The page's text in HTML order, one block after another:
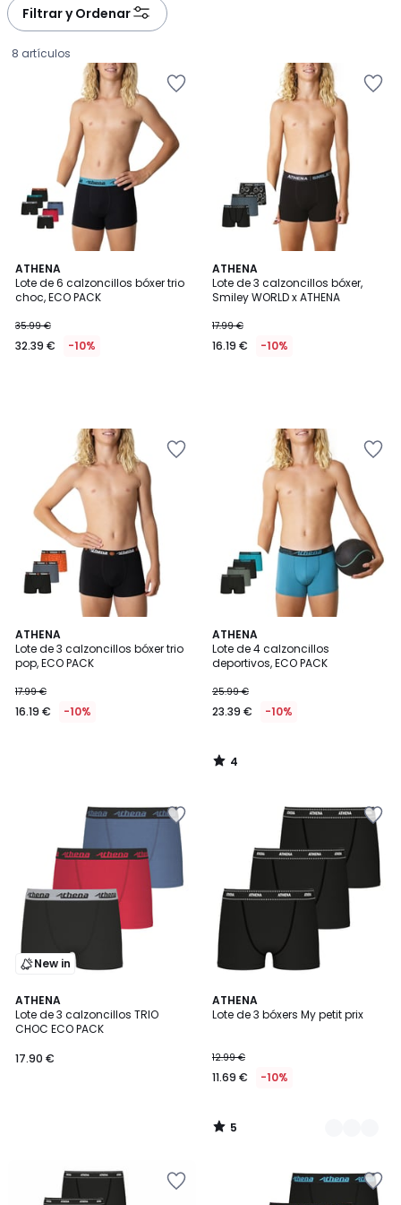
Filtrar y Ordenar
8 artículos
ATHENA
Lote de 6 calzoncillos bóxer trio
choc, ECO PACK
€
en
descuento
aplicado.
35.99 €
32.39 € -10%
ATHENA
Lote de 3 calzoncillos bóxer,
Smiley WORLD x ATHENA
17.99 €
16.19 € -10%
ATHENA
Lote de 3 calzoncillos bóxer trio
pop, ECO PACK
17.99 €
16.19 € -10%
ATHENA
Lote de 4 calzoncillos
deportivos, ECO PACK
25.99 €
23.39 € -10%
4
/
5
4
/
New in
ATHENA
Lote de 3 calzoncillos TRIO
CHOC ECO PACK
17.90 €
ATHENA
Lote de 3 bóxers My petit prix
12.99 €
11.69 € -10%
5
/
2
Colores
5
/